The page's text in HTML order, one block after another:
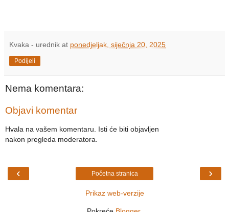
Kvaka - urednik at ponedjeljak, siječnja 20, 2025
Podijeli
Nema komentara:
Objavi komentar
Hvala na vašem komentaru. Isti će biti objavljen
nakon pregleda moderatora.
‹ ›
Početna stranica
Prikaz web-verzije